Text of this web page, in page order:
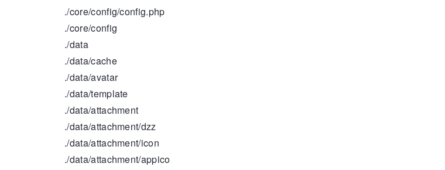
./core/config/config.php
./core/config
./data
./data/cache
./data/avatar
./data/template
./data/attachment
./data/attachment/dzz
./data/attachment/icon
./data/attachment/appico